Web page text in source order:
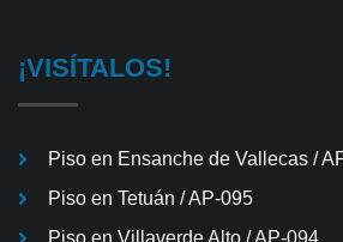
¡VISÍTALOS!
Piso en Ensanche de Vallecas /
Piso en Tetuán / AP-095
Piso en Villaverde Alto / AP-094